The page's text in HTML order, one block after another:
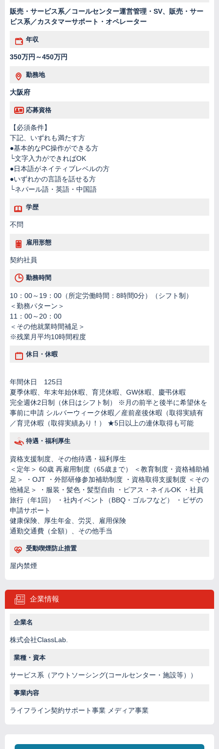
販売・サービス系／コールセンター運営管理・SV、販売・サー
ビス系／カスタマーサポート・オペレーター
年収
350万円～450万円
勤務地
大阪府
応募資格
【必須条件】
下記、いずれも満たす方
●基本的なPC操作ができる方
└文字入力ができればOK
●日本語がネイティブレベルの方
●いずれかの言語を話せる方
└ネパール語・英語・中国語
学歴
不問
雇用形態
契約社員
勤務時間
10：00～19：00（所定労働時間：8時間0分）（シフト制）
＜勤務パターン＞
11：00～20：00
＜その他就業時間補足＞
※残業月平均10時間程度
休日・休暇
年間休日 125日
夏季休暇、年末年始休暇、育児休暇、GW休暇、慶弔休暇
完全週休2日制（休日はシフト制） ※月の前半と後半に希望休を
事前に申請 シルバーウィーク休暇／産前産後休暇（取得実績有
／育児休暇（取得実績あり！） ★5日以上の連休取得も可能
待遇・福利厚生
資格支援制度、その他待遇・福利厚生
＜定年＞ 60歳 再雇用制度（65歳まで） ＜教育制度・資格補助補
足＞ ・OJT ・外部研修参加補助制度 ・資格取得支援制度 ＜その
他補足＞ ・服装・髪色・髪型自由 ・ピアス・ネイルOK ・社員
旅行（年1回） ・社内イベント（BBQ・ゴルフなど） ・ビザの
申請サポート
健康保険、厚生年金、労災、雇用保険
通勤交通費（全額）、その他手当
受動喫煙防止措置
屋内禁煙
企業情報
企業名
株式会社ClassLab.
業種・資本
サービス系（アウトソーシング(コールセンター・施設等））
事業内容
ライフライン契約サポート事業 メディア事業